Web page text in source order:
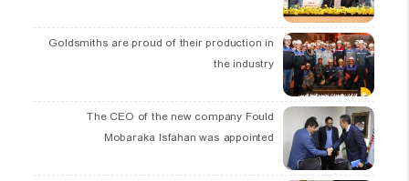
Goldsmiths are proud of their production in
the industry
The CEO of the new company Fould
Mobaraka Isfahan was appointed